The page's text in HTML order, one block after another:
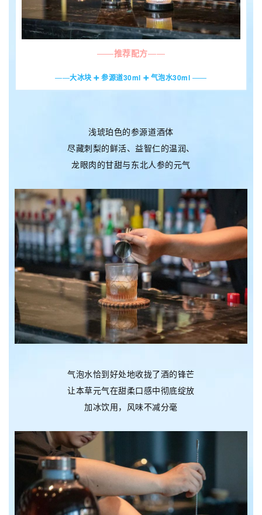
——推荐配方——
——大冰块 ➕ 参源道30ml ➕ 气泡水30ml ——
浅琥珀色的参源道酒体
尽藏刺梨的鲜活、益智仁的温润、
龙眼肉的甘甜与东北人参的元气
气泡水恰到好处地收拢了酒的锋芒
让本草元气在甜柔口感中彻底绽放
加冰饮用，风味不减分毫